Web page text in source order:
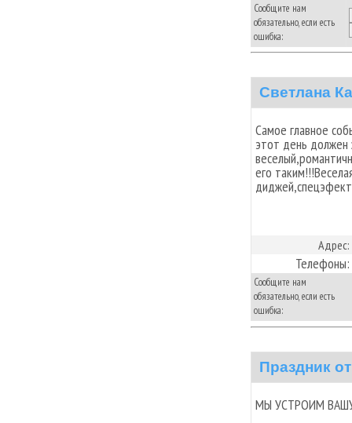
Сообщите нам
обязательно, если есть
ошибка:
Светлана
Самое главное
этот день должен
его
Адрес:
Телефоны:
Сообщите нам
обязательно, если есть
ошибка:
Праздник
МЫ УСТРОИМ